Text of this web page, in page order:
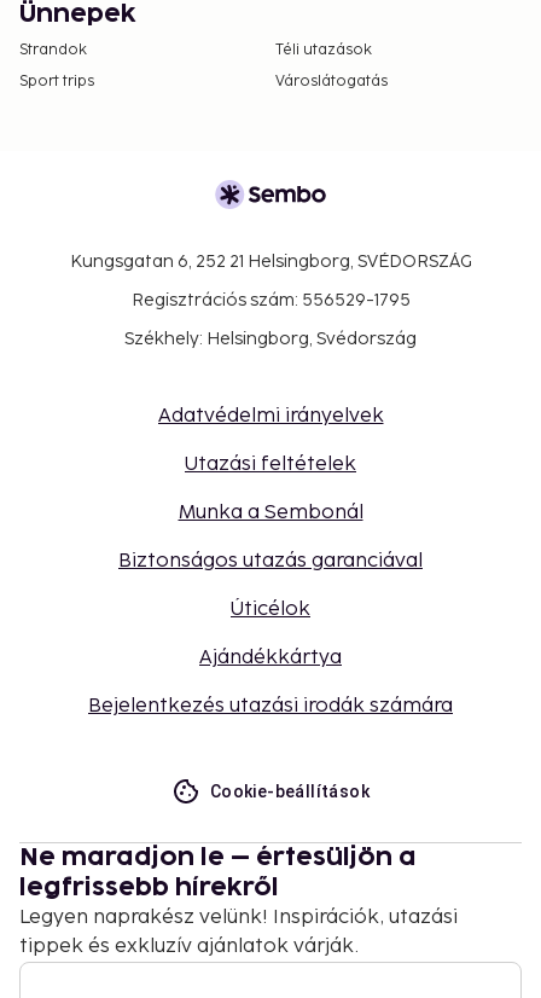
Ünnepek
Strandok
Téli utazások
Sport trips
Városlátogatás
Kungsgatan 6, 252 21 Helsingborg, SVÉDORSZÁG
Regisztrációs szám: 556529-1795
Székhely: Helsingborg, Svédország
Adatvédelmi irányelvek
Utazási feltételek
Munka a Sembonál
Biztonságos utazás garanciával
Úticélok
Ajándékkártya
Bejelentkezés utazási irodák számára
Cookie-beállítások
Ne maradjon le – értesüljön a
legfrissebb hírekről
Legyen naprakész velünk! Inspirációk, utazási
tippek és exkluzív ajánlatok várják.